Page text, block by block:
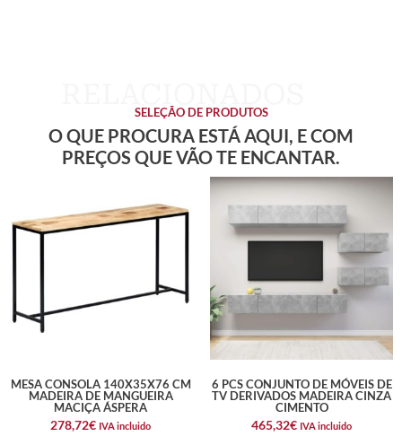
SELEÇÃO DE PRODUTOS
O QUE PROCURA ESTÁ AQUI, E COM
PREÇOS QUE VÃO TE ENCANTAR.
MESA CONSOLA 140X35X76 CM
MADEIRA DE MANGUEIRA
MACIÇA ÁSPERA
278,72€ IVA incluido
6 PCS CONJUNTO DE MÓVEIS DE
TV DERIVADOS MADEIRA CINZA
CIMENTO
465,32€ IVA incluido